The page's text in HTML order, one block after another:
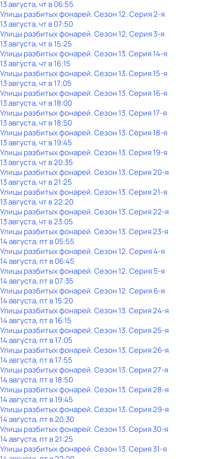
13 августа, чт в 06:55
Улицы разбитых фонарей. Сезон 12. Серия 2-я
13 августа, чт в 07:50
Улицы разбитых фонарей. Сезон 12. Серия 3-я
13 августа, чт в 15:25
Улицы разбитых фонарей. Сезон 13. Серия 14-я
13 августа, чт в 16:15
Улицы разбитых фонарей. Сезон 13. Серия 15-я
13 августа, чт в 17:05
Улицы разбитых фонарей. Сезон 13. Серия 16-я
13 августа, чт в 18:00
Улицы разбитых фонарей. Сезон 13. Серия 17-я
13 августа, чт в 18:50
Улицы разбитых фонарей. Сезон 13. Серия 18-я
13 августа, чт в 19:45
Улицы разбитых фонарей. Сезон 13. Серия 19-я
13 августа, чт в 20:35
Улицы разбитых фонарей. Сезон 13. Серия 20-я
13 августа, чт в 21:25
Улицы разбитых фонарей. Сезон 13. Серия 21-я
13 августа, чт в 22:20
Улицы разбитых фонарей. Сезон 13. Серия 22-я
13 августа, чт в 23:05
Улицы разбитых фонарей. Сезон 13. Серия 23-я
14 августа, пт в 05:55
Улицы разбитых фонарей. Сезон 12. Серия 4-я
14 августа, пт в 06:45
Улицы разбитых фонарей. Сезон 12. Серия 5-я
14 августа, пт в 07:35
Улицы разбитых фонарей. Сезон 12. Серия 6-я
14 августа, пт в 15:20
Улицы разбитых фонарей. Сезон 13. Серия 24-я
14 августа, пт в 16:15
Улицы разбитых фонарей. Сезон 13. Серия 25-я
14 августа, пт в 17:05
Улицы разбитых фонарей. Сезон 13. Серия 26-я
14 августа, пт в 17:55
Улицы разбитых фонарей. Сезон 13. Серия 27-я
14 августа, пт в 18:50
Улицы разбитых фонарей. Сезон 13. Серия 28-я
14 августа, пт в 19:45
Улицы разбитых фонарей. Сезон 13. Серия 29-я
14 августа, пт в 20:30
Улицы разбитых фонарей. Сезон 13. Серия 30-я
14 августа, пт в 21:25
Улицы разбитых фонарей. Сезон 13. Серия 31-я